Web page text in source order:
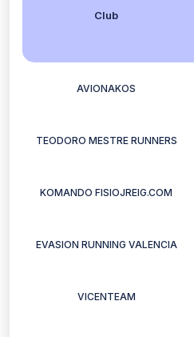
Club
AVIONAKOS
TEODORO MESTRE RUNNERS
KOMANDO FISIOJREIG.COM
EVASION RUNNING VALENCIA
VICENTEAM